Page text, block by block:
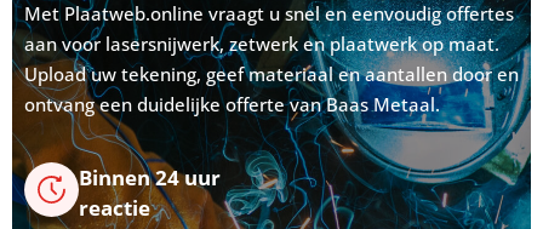
Met Plaatweb.online vraagt u snel en eenvoudig offertes
aan voor lasersnijwerk, zetwerk en plaatwerk op maat.
Upload uw tekening, geef materiaal en aantallen door en
ontvang een duidelijke offerte van Baas Metaal.
Binnen 24 uur
reactie